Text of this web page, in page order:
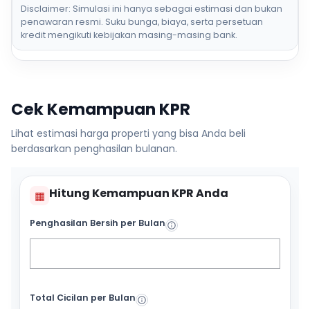
Disclaimer: Simulasi ini hanya sebagai estimasi dan bukan
penawaran resmi. Suku bunga, biaya, serta persetuan
kredit mengikuti kebijakan masing-masing bank.
Cek Kemampuan KPR
Lihat estimasi harga properti yang bisa Anda beli
berdasarkan penghasilan bulanan.
▦ Hitung Kemampuan KPR Anda
Penghasilan Bersih per Bulan
Total Cicilan per Bulan